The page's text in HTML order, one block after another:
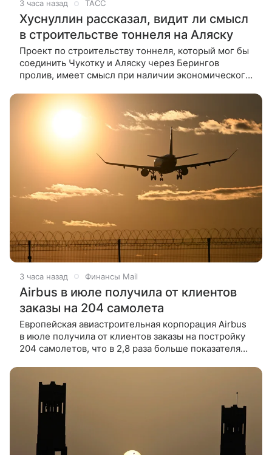
3 часа назад ТАСС
Хуснуллин рассказал, видит ли смысл
в строительстве тоннеля на Аляску
Проект по строительству тоннеля, который мог бы
соединить Чукотку и Аляску через Берингов
пролив, имеет смысл при наличии экономического
3 часа назад Финансы Mail
Airbus в июле получила от клиентов
заказы на 204 самолета
Европейская авиастроительная корпорация Airbus
в июле получила от клиентов заказы на постройку
204 самолетов, что в 2,8 раза больше показателя